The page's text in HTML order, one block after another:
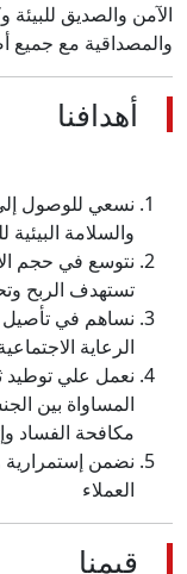
الآمن والصديق
والمصداقية مع جميع
أهدافنا
نسعي للوصول
والسلامة البيئية
نتوسع في حجم
تستهدف الربح
نساهم في تأصيل
الرعاية
نعمل علي توطيد
المساواة بين
مكافحة الفساد
نضمن
العملاء
قيمنا